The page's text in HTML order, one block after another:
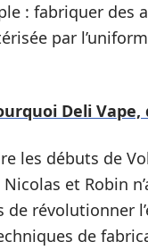
: fabriquer des
par
Deli
les débuts de
et Robin
de révolutionner
de